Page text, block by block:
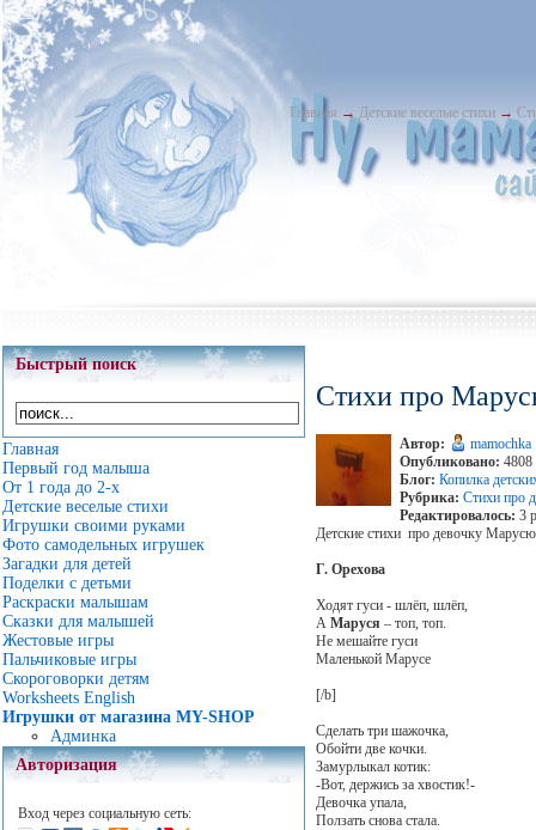
Главная → Детские веселые стихи →
Быстрый поиск
Главная
Первый год малыша
От 1 года до 2-х
Детские веселые стихи
Игрушки своими руками
Фото самодельных игрушек
Загадки для детей
Поделки с детьми
Раскраски малышам
Сказки для малышей
Жестовые игры
Пальчиковые игры
Скороговорки детям
Worksheets English
Игрушки от магазина MY-SHOP
Админка
Авторизация
Вход через социальную сеть:
Стихи про
Автор:
mamochka
Опубликовано: 4808
Блог: Копилка
Рубрика: Стихи про
Редактировалось: 3
Детские стихи про девочку
Г. Орехова
Ходят гуси - шлёп, шлёп,
А Маруся – топ, топ.
Не мешайте гуси
Маленькой Марусе
[/b]
Сделать три шажочка,
Обойти две кочки.
Замурлыкал котик:
-Вот, держись за хвостик!-
Девочка упала,
Ползать снова стала.